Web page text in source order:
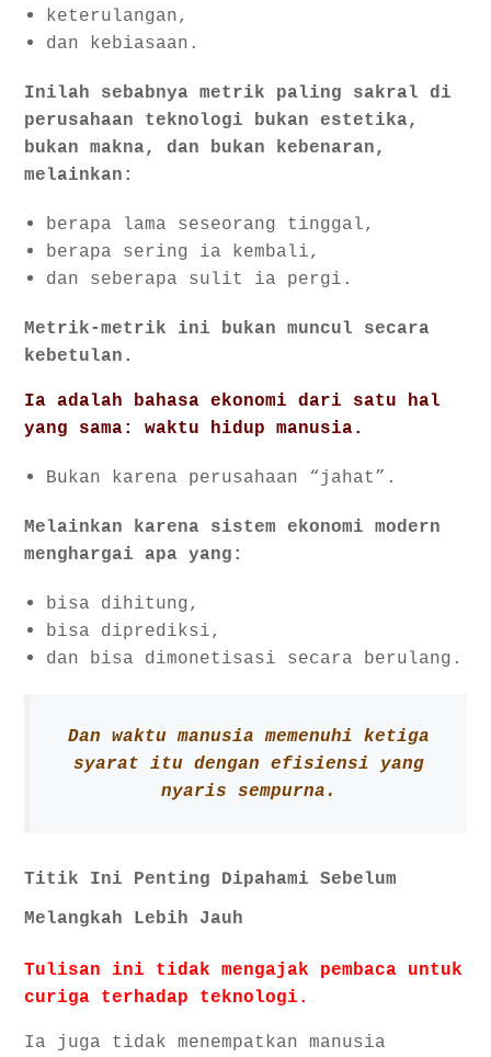
keterulangan,
dan kebiasaan.
Inilah sebabnya metrik paling sakral di
perusahaan teknologi bukan estetika,
bukan makna, dan bukan kebenaran,
melainkan:
berapa lama seseorang tinggal,
berapa sering ia kembali,
dan seberapa sulit ia pergi.
Metrik-metrik ini bukan muncul secara
kebetulan.
Ia adalah bahasa ekonomi dari satu hal
yang sama: waktu hidup manusia.
Bukan karena perusahaan “jahat”.
Melainkan karena sistem ekonomi modern
menghargai apa yang:
bisa dihitung,
bisa diprediksi,
dan bisa dimonetisasi secara berulang.
Dan waktu manusia memenuhi ketiga
syarat itu dengan efisiensi yang
nyaris sempurna.
Titik Ini Penting Dipahami Sebelum
Melangkah Lebih Jauh
Tulisan ini tidak mengajak pembaca untuk
curiga terhadap teknologi.
Ia juga tidak menempatkan manusia